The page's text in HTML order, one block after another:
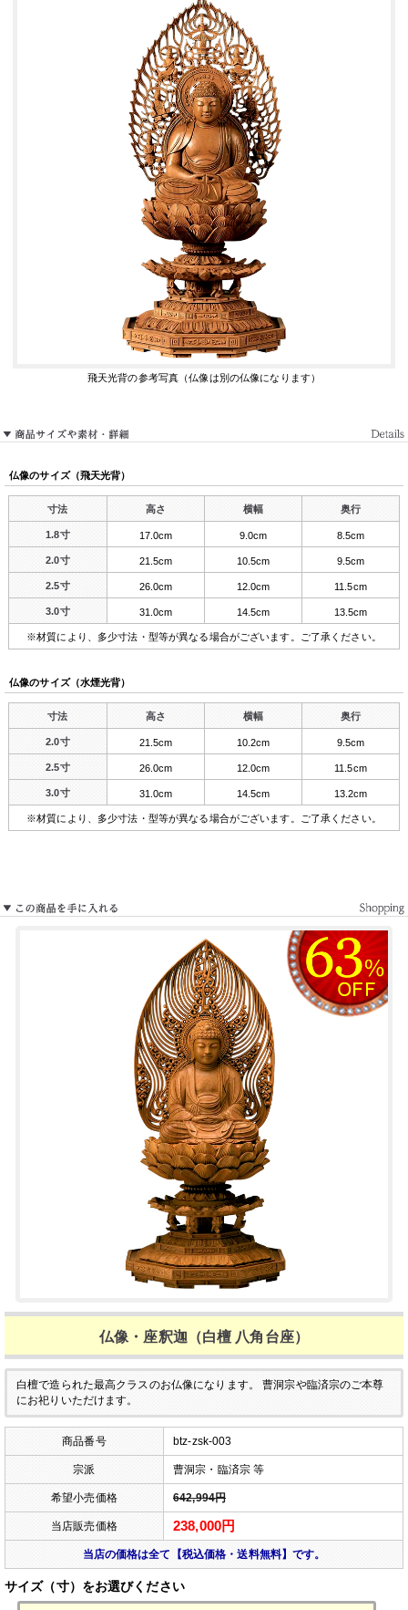
飛天光背の参考写真（仏像は別の仏像になります）
仏像のサイズ（飛天光背）
寸法 高さ 横幅 奥行
1.8寸 17.0cm 9.0cm 8.5cm
2.0寸 21.5cm 10.5cm 9.5cm
2.5寸 26.0cm 12.0cm 11.5cm
3.0寸 31.0cm 14.5cm 13.5cm
※材質により、多少寸法・型等が異なる場合がございます。ご了承ください。
仏像のサイズ（水煙光背）
寸法 高さ 横幅 奥行
2.0寸 21.5cm 10.2cm 9.5cm
2.5寸 26.0cm 12.0cm 11.5cm
3.0寸 31.0cm 14.5cm 13.2cm
※材質により、多少寸法・型等が異なる場合がございます。ご了承ください。
仏像・座釈迦（白檀 八角台座）
白檀で造られた最高クラスのお仏像になります。
曹洞宗や臨済宗のご本尊
にお祀りいただけます。
商品番号 btz-zsk-003
宗派 曹洞宗・臨済宗 等
希望小売価格 642,994円
当店販売価格 238,000円
当店の価格は全て【税込価格・送料無料】です。
サイズ（寸）をお選びください